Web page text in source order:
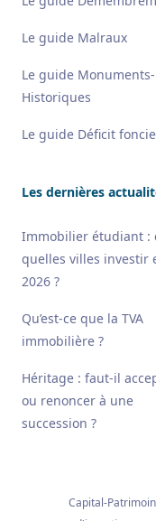
Le guide Malraux
Le guide Monuments-
Historiques
Le guide Déficit
Les dernières
Immobilier étudiant :
quelles villes investir
2026 ?
Qu’est-ce que la TVA
immobilière ?
Héritage : faut-il
ou renoncer à une
succession ?
Capital-